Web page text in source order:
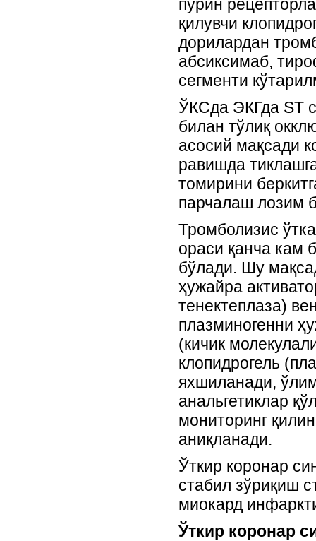
пурин
қилувчи
дорилардан
абсиксимаб,
сегменти
ЎКСда ЭКГда ST
билан тўлиқ
асосий мақсади
равишда
томирини
парчалаш лозим
Тромболизис
ораси қанча кам
бўлади. Шу
ҳужайра
тенектеплаза)
плазминогенни
(кичик
клопидрогель
яхшиланади,
анальгетиклар
мониторинг
аниқланади.
Ўткир коронар
стабил зўриқиш
миокард
Ўткир коронар